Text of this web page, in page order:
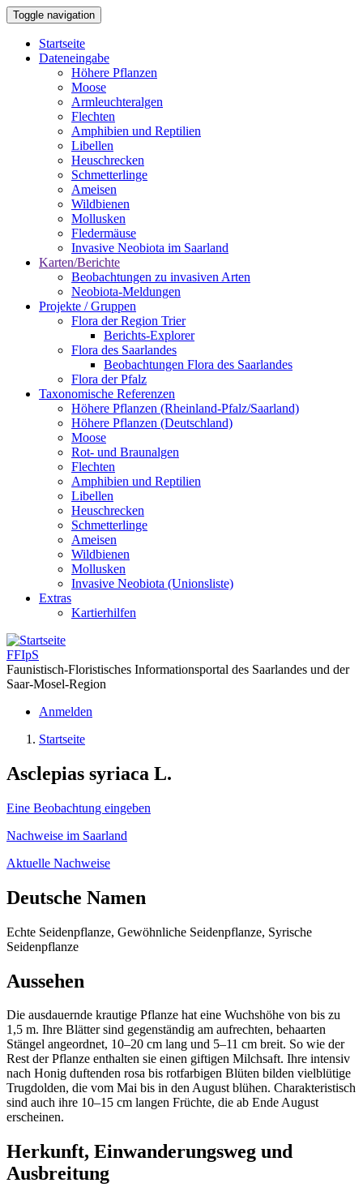
Direkt
zum
Inhalt
Toggle navigation
Main
navigation
Startseite
Dateneingabe
Höhere Pflanzen
Moose
Armleuchteralgen
Flechten
Amphibien und Reptilien
Libellen
Heuschrecken
Schmetterlinge
Ameisen
Wildbienen
Mollusken
Fledermäuse
Invasive Neobiota im Saarland
Karten/Berichte
Beobachtungen zu invasiven Arten
Neobiota-Meldungen
Projekte / Gruppen
Flora der Region Trier
Berichts-Explorer
Flora des Saarlandes
Beobachtungen Flora des Saarlandes
Flora der Pfalz
Taxonomische Referenzen
Höhere Pflanzen (Rheinland-Pfalz/Saarland)
Höhere Pflanzen (Deutschland)
Moose
Rot- und Braunalgen
Flechten
Amphibien und Reptilien
Libellen
Heuschrecken
Schmetterlinge
Ameisen
Wildbienen
Mollusken
Invasive Neobiota (Unionsliste)
Extras
Kartierhilfen
FFIpS
Faunistisch-Floristisches Informationsportal des Saarlandes und der
Saar-Mosel-Region
User
menu
Anmelden
Startseite
Asclepias syriaca L.
Eine Beobachtung eingeben
Nachweise im Saarland
Aktuelle Nachweise
Deutsche Namen
Echte Seidenpflanze, Gewöhnliche Seidenpflanze, Syrische
Seidenpflanze
Aussehen
Die ausdauernde krautige Pflanze hat eine Wuchshöhe von bis zu
1,5 m. Ihre Blätter sind gegenständig am aufrechten, behaarten
Stängel angeordnet, 10–20 cm lang und 5–11 cm breit. So wie der
Rest der Pflanze enthalten sie einen giftigen Milchsaft. Ihre intensiv
nach Honig duftenden rosa bis rotfarbigen Blüten bilden vielblütige
Trugdolden, die vom Mai bis in den August blühen. Charakteristisch
sind auch ihre 10–15 cm langen Früchte, die ab Ende August
erscheinen.
Herkunft, Einwanderungsweg und
Ausbreitung